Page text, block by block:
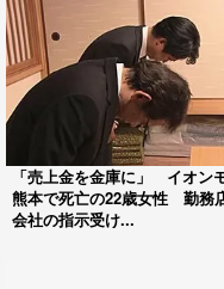
「売上金を金庫に」 イオン
熊本で死亡の22歳女性 勤務
会社の指示受け...